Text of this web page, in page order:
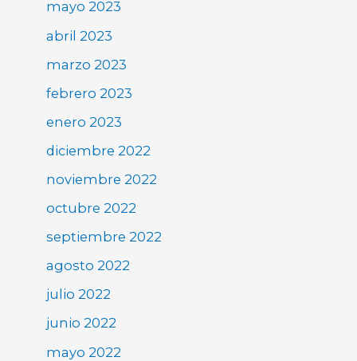
mayo 2023
abril 2023
marzo 2023
febrero 2023
enero 2023
diciembre 2022
noviembre 2022
octubre 2022
septiembre 2022
agosto 2022
julio 2022
junio 2022
mayo 2022